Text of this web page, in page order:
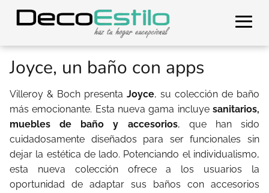
Joyce, un baño con apps
Villeroy & Boch presenta Joyce, su colección de baño
más emocionante. Esta nueva gama incluye sanitarios,
muebles de baño y accesorios, que han sido
cuidadosamente diseñados para ser funcionales sin
dejar la estética de lado. Potenciando el individualismo,
esta nueva colección ofrece a los usuarios la
oportunidad de adaptar sus baños con accesorios